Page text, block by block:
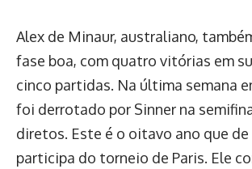
Alex de Minaur, australiano,
fase boa, com quatro vitórias em
cinco partidas. Na última semana
foi derrotado por Sinner na
diretos. Este é o oitavo ano que
participa do torneio de Paris. Ele